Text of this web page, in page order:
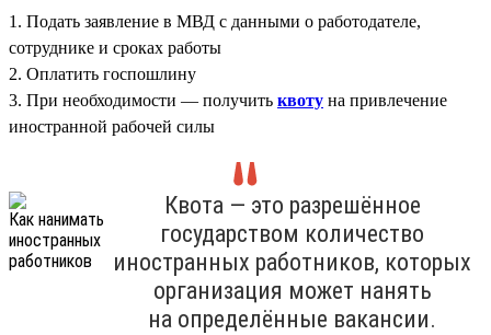
1. Подать заявление в МВД с данными о работодателе,
сотруднике и сроках работы
2. Оплатить госпошлину
3. При необходимости — получить квоту на привлечение
иностранной рабочей силы
Квота — это разрешённое
государством количество
иностранных работников, которых
организация может нанять
на определённые вакансии.